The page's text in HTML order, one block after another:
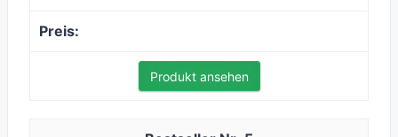
Produkt ansehen